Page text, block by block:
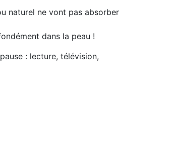
naturel ne vont pas absorber
dans la peau !
: lecture, télévision,